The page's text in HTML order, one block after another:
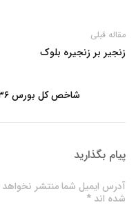
مقاله قبلی
زنجیر بر زنجیره بلوک
شاخص کل بورس ۳۶ هزار واحد رشد کرد/ بورس سبزپوش شد
پیام بگذارید
آدرس ایمیل شما منتشر
شده اند *